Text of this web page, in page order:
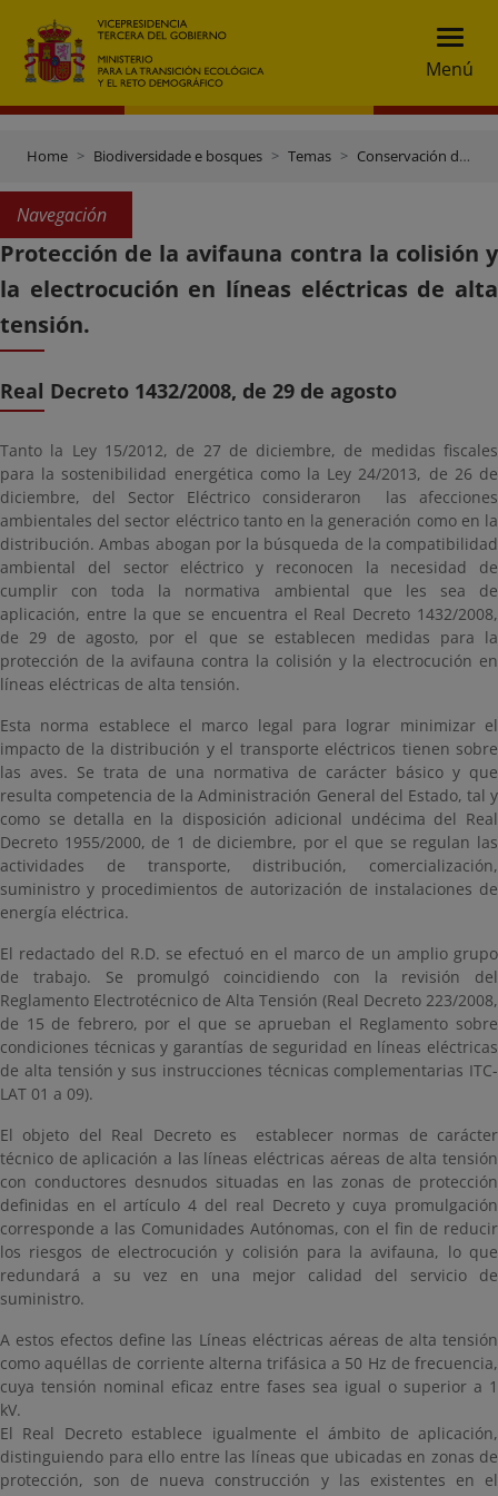
Menú
Home Biodiversidade e bosques Temas Conservación de especies
Navegación
Protección de la avifauna contra la colisión y
la electrocución en líneas eléctricas de alta
tensión.
Real Decreto 1432/2008, de 29 de agosto
Tanto la Ley 15/2012, de 27 de diciembre, de medidas fiscales
para la sostenibilidad energética como la Ley 24/2013, de 26 de
diciembre, del Sector Eléctrico consideraron las afecciones
ambientales del sector eléctrico tanto en la generación como en la
distribución. Ambas abogan por la búsqueda de la compatibilidad
ambiental del sector eléctrico y reconocen la necesidad de
cumplir con toda la normativa ambiental que les sea de
aplicación, entre la que se encuentra el Real Decreto 1432/2008,
de 29 de agosto, por el que se establecen medidas para la
protección de la avifauna contra la colisión y la electrocución en
líneas eléctricas de alta tensión.
Esta norma establece el marco legal para lograr minimizar el
impacto de la distribución y el transporte eléctricos tienen sobre
las aves. Se trata de una normativa de carácter básico y que
resulta competencia de la Administración General del Estado, tal y
como se detalla en la disposición adicional undécima del Real
Decreto 1955/2000, de 1 de diciembre, por el que se regulan las
actividades de transporte, distribución, comercialización,
suministro y procedimientos de autorización de instalaciones de
energía eléctrica.
El redactado del R.D. se efectuó en el marco de un amplio grupo
de trabajo. Se promulgó coincidiendo con la revisión del
Reglamento Electrotécnico de Alta Tensión (Real Decreto 223/2008,
de 15 de febrero, por el que se aprueban el Reglamento sobre
condiciones técnicas y garantías de seguridad en líneas eléctricas
de alta tensión y sus instrucciones técnicas complementarias ITC-
LAT 01 a 09).
El objeto del Real Decreto es establecer normas de carácter
técnico de aplicación a las líneas eléctricas aéreas de alta tensión
con conductores desnudos situadas en las zonas de protección
definidas en el artículo 4 del real Decreto y cuya promulgación
corresponde a las Comunidades Autónomas, con el fin de reducir
los riesgos de electrocución y colisión para la avifauna, lo que
redundará a su vez en una mejor calidad del servicio de
suministro.
A estos efectos define las Líneas eléctricas aéreas de alta tensión
como aquéllas de corriente alterna trifásica a 50 Hz de frecuencia,
cuya tensión nominal eficaz entre fases sea igual o superior a 1
kV.
El Real Decreto establece igualmente el ámbito de aplicación,
distinguiendo para ello entre las líneas que ubicadas en zonas de
protección, son de nueva construcción y las existentes en el